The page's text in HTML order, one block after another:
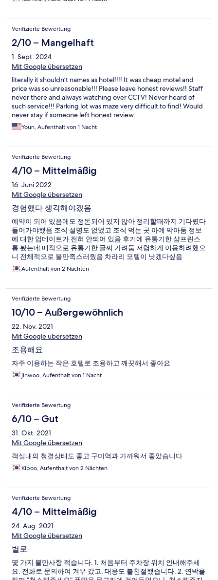
Verifizierte Bewertung
2/10 – Mangelhaft
1. Sept. 2024
Mit Google übersetzen
literally it shouldn’t names as hotel!!!! It was cheap motel and
price was so unreasonable!!! Please leave honest reviews!! Staff
never there and always watching over CCTV! Never heard of
such service!!! Parking lot was maze very difficult to find! Would
never stay if someone left honest review
Youn, Aufenthalt von 1 Nacht
Verifizierte Bewertung
4/10 – Mittelmäßig
16. Juni 2022
Mit Google übersetzen
경험했다 생각해야겠음
예약이 되어 있음에도 정돈되어 있지 않아 정리할때까지 기다렸다
들어가야했음 조식 설명도 없었고 조식 먹는 곳 아예 막아둠 정보
에 대한 업데이트가 전혀 안되어 있음 후기에 유통기한 샴프린스
통 봤는데 매직으로 유통기한 글씨 가려둠 저렴하게 이용하려했으
니 전체적으로 불만족스러웠음 차라리 모텔이 낫겠다싶음
Aufenthalt von 2 Nächten
Verifizierte Bewertung
10/10 – Außergewöhnlich
22. Nov. 2021
Mit Google übersetzen
조용해요
자주 이용하는 작은 호텔로 조용하고 깨끗해서 좋아요
jinwoo, Aufenthalt von 1 Nacht
Verifizierte Bewertung
6/10 – Gut
31. Okt. 2021
Mit Google übersetzen
객실내의 청결상태도 좋고 구미역과 가까워서 좋았습니다
Kiboo, Aufenthalt von 2 Nächten
Verifizierte Bewertung
4/10 – Mittelmäßig
24. Aug. 2021
Mit Google übersetzen
별로
몇 가지 불만사항 적습니다. 1. 처음부터 주차장 위치 안내해주세
요. 전화로 문의하여 겨우 갔고, 대응도 불친절했습니다. 2. 연박을